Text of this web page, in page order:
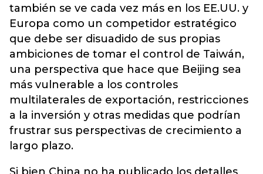
también se ve cada vez más en los EE.UU. y
Europa como un competidor estratégico
que debe ser disuadido de sus propias
ambiciones de tomar el control de Taiwán,
una perspectiva que hace que Beijing sea
más vulnerable a los controles
multilaterales de exportación, restricciones
a la inversión y otras medidas que podrían
frustrar sus perspectivas de crecimiento a
largo plazo.